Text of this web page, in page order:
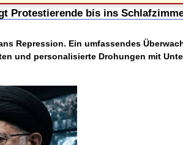
Protestierende bis ins
Repression. Ein umfassendes
und personalisierte Drohungen mit